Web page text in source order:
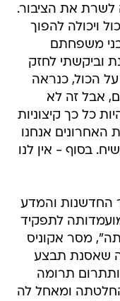
לשרת את הציבור.
ויכולה להפוך
משפחתם
וביקשתי לחזק
הכול, כנראה
אבל זה לא
כל כך קיצוניות
האחרונים אנחנו
בסוף - אין לנו
החדשנות והמדע
לתפקיד
מסר אקוניס
שאסנת תבצע
תרומה
ומאחל לה